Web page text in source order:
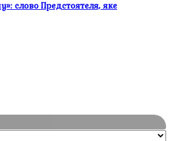
слово Предстоятеля, яке